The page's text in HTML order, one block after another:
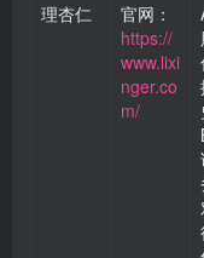
理杏仁
官网：
https://
www.lixi
nger.co
m/